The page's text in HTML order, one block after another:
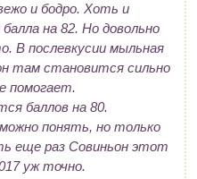
и бодро. Хоть и
на 82. Но довольно
В послевкусии мыльная
там становится сильно
помогает.
баллов на 80.
понять, но только
еще раз Совиньон этот
уж точно.